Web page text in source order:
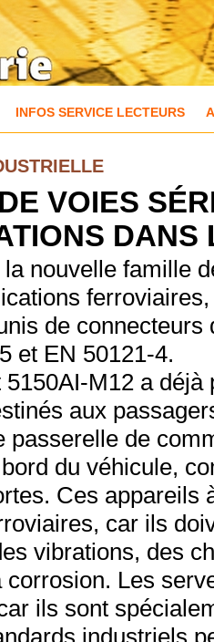
INFOS SERVICE LECTEURS
VOIES
DANS
nouvelle famille
de
et EN 50121-4.
M12 a
aux
passerelle de
du véhicule,
Ces
car ils
vibrations, des
Les
ils sont
industriels